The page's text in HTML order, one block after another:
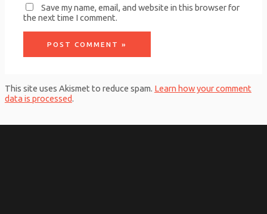
Save my name, email, and website in this browser for
the next time I comment.
This site uses Akismet to reduce spam. Learn how your comment
data is processed.